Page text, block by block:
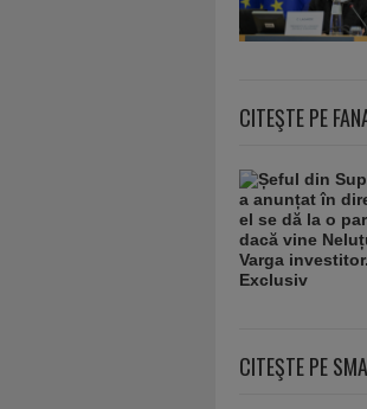
CITEŞTE PE
CITEŞTE PE